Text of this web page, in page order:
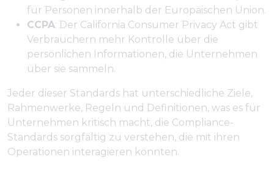
für Personen innerhalb der Europäischen Union.
CCPA: Der California Consumer Privacy Act gibt
Verbrauchern mehr Kontrolle über die
persönlichen Informationen, die Unternehmen
über sie sammeln.
Jeder dieser Standards hat unterschiedliche Ziele,
Rahmenwerke, Regeln und Definitionen, was es für
Unternehmen kritisch macht, die Compliance-
Standards sorgfältig zu verstehen, die mit ihren
Operationen interagieren könnten.